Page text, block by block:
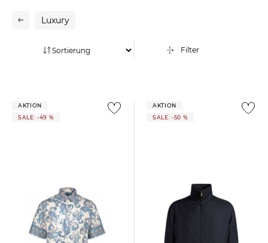
Luxury
Filter
AKTION
SALE: -49 %
AKTION
SALE: -50 %